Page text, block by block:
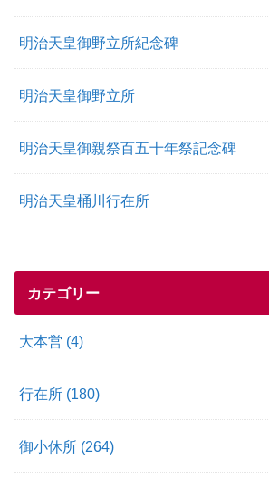
明治天皇御野立所紀念碑
明治天皇御野立所
明治天皇御親祭百五十年祭記念碑
明治天皇桶川行在所
カテゴリー
大本営 (4)
行在所 (180)
御小休所 (264)